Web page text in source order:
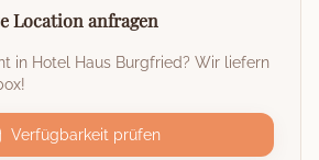
Location anfragen
in Hotel Haus Burgfried? Wir liefern
Verfügbarkeit prüfen